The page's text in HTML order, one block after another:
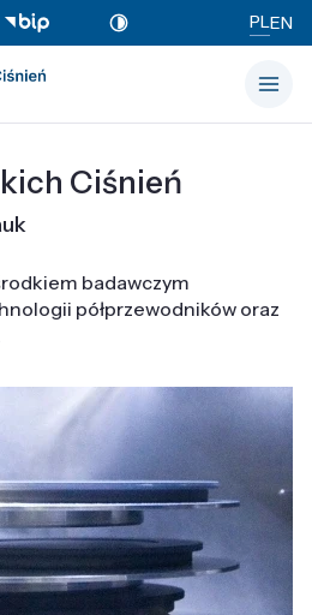
PLEN
Ciśnień
badawczym
półprzewodników oraz